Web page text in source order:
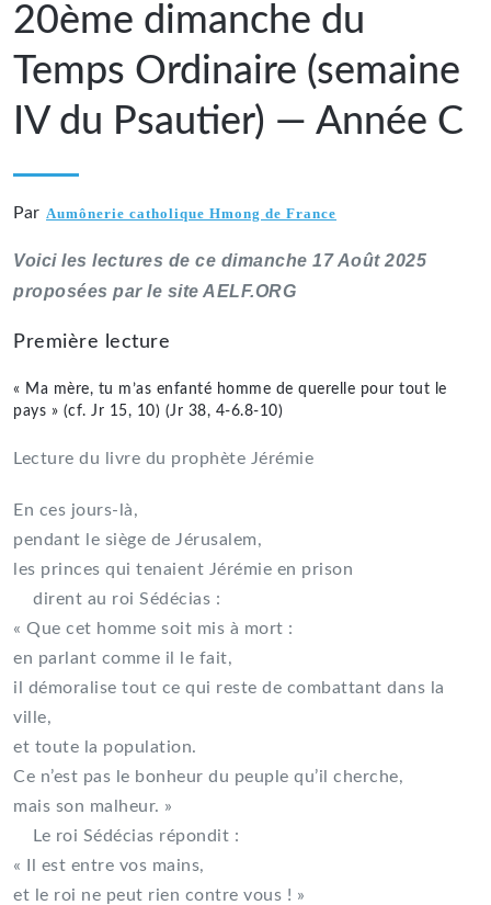
20ème dimanche du
Temps Ordinaire (semaine
IV du Psautier) — Année C
Par Aumônerie catholique Hmong de France
Voici les lectures de ce dimanche 17 Août 2025
proposées par le site AELF.ORG
Première lecture
« Ma mère, tu m’as enfanté homme de querelle pour tout le
pays » (cf. Jr 15, 10) (Jr 38, 4-6.8-10)
Lecture du livre du prophète Jérémie
En ces jours-là,
pendant le siège de Jérusalem,
les princes qui tenaient Jérémie en prison
dirent au roi Sédécias :
« Que cet homme soit mis à mort :
en parlant comme il le fait,
il démoralise tout ce qui reste de combattant dans la
ville,
et toute la population.
Ce n’est pas le bonheur du peuple qu’il cherche,
mais son malheur. »
Le roi Sédécias répondit :
« Il est entre vos mains,
et le roi ne peut rien contre vous ! »